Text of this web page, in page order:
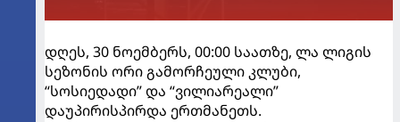
დღეს, 30 ნოემბერს, 00:00 საათზე, ლა ლიგის
სეზონის ორი გამორჩეული კლუბი,
“სოსიედადი” და “ვილიარეალი”
დაუპირისპირდა ერთმანეთს.